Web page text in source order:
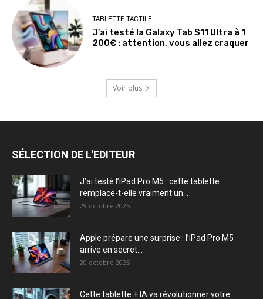
TABLETTE TACTILE
J’ai testé la Galaxy Tab S11 Ultra à 1
200€ : attention, vous allez craquer
Voir plus
SÉLECTION DE L'EDITEUR
J’ai testé l’iPad Pro M5 : cette tablette
remplace-t-elle vraiment un...
29 octobre 2025
Apple prépare une surprise : l’iPad Pro M5
arrive en secret...
20 octobre 2025
Cette tablette + IA va révolutionner votre